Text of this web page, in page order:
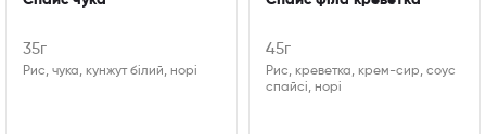
35г
Рис, чука, кунжут білий, норі
45г
Рис, креветка, крем-сир, соус
спайсі, норі